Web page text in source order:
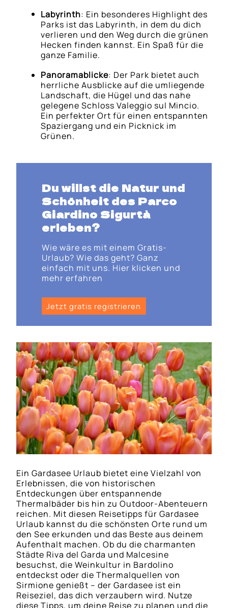
Labyrinth: Ein besonderes Highlight des
Parks ist das Labyrinth, in dem du dich
verlieren und den Weg durch die grünen
Hecken finden kannst. Ein Spaß für die
ganze Familie.
Panoramablicke: Der Park bietet auch
herrliche Ausblicke auf die umliegende
Landschaft, die Hügel und das nahe
gelegene Schloss Valeggio sul Mincio.
Ein perfekter Ort für einen entspannten
Spaziergang und ein Picknick im
Grünen.
Du willst die Natur und
Schönheit des Parco
Giardino Sigurtà
erleben?
Wie wäre es mit einem Gratis-
Urlaub? Wie das geht? Ganz
einfach mit uns. Hier klicken und
mehr erfahren
Jetzt gratis registrieren
Ein Gardasee Urlaub bietet eine Vielzahl von
Erlebnissen, die von historischen
Entdeckungen über entspannende
Thermalbäder bis hin zu Outdoor-Abenteuern
reichen. Mit diesen Reisetipps für Gardasee
Urlaub kannst du die schönsten Orte rund um
den See erkunden und das Beste aus deinem
Aufenthalt machen. Ob du die charmanten
Städte Riva del Garda und Malcesine
besuchst, die Weinkultur in Bardolino
entdeckst oder die Thermalquellen von
Sirmione genießt – der Gardasee ist ein
Reiseziel, das dich verzaubern wird. Nutze
diese Tipps, um deine Reise zu planen und die